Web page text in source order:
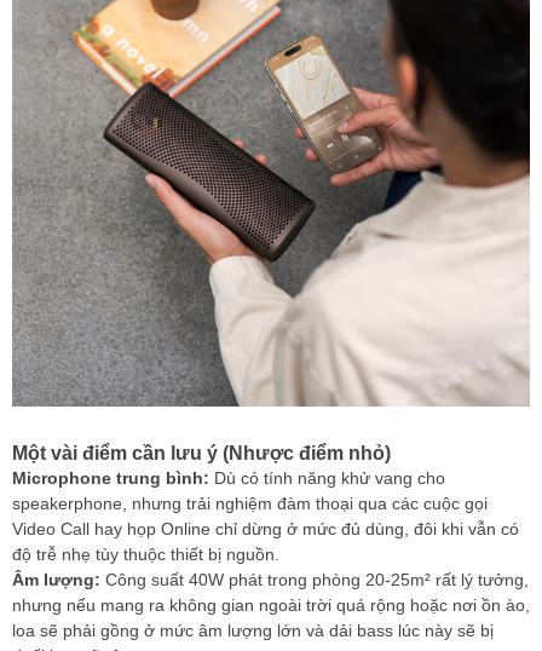
Một vài điểm cần lưu ý (Nhược điểm nhỏ)
Microphone trung bình: Dù có tính năng khử vang cho
speakerphone, nhưng trải nghiệm đàm thoại qua các cuộc gọi
Video Call hay họp Online chỉ dừng ở mức đủ dùng, đôi khi vẫn có
độ trễ nhẹ tùy thuộc thiết bị nguồn.
Âm lượng: Công suất 40W phát trong phòng 20-25m² rất lý tưởng,
nhưng nếu mang ra không gian ngoài trời quá rộng hoặc nơi ồn ào,
loa sẽ phải gồng ở mức âm lượng lớn và dải bass lúc này sẽ bị